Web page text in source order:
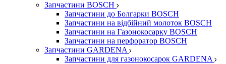
Запчастини BOSCH
Запчастини до Болгарки BOSCH
Запчастини на відбійний молоток BOSCH
Запчастини на Газонокосарку BOSCH
Запчастини на перфоратор BOSCH
Запчастини GARDENA
Запчастини для газонокосарок GARDENA